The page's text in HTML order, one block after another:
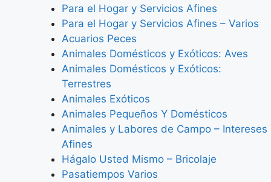
Para el Hogar y Servicios Afines
Para el Hogar y Servicios Afines – Varios
Acuarios Peces
Animales Domésticos y Exóticos: Aves
Animales Domésticos y Exóticos:
Terrestres
Animales Exóticos
Animales Pequeños Y Domésticos
Animales y Labores de Campo – Intereses
Afines
Hágalo Usted Mismo – Bricolaje
Pasatiempos Varios